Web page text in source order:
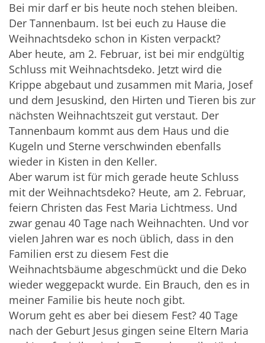
Bei mir darf er bis heute noch stehen bleiben.
Der Tannenbaum. Ist bei euch zu Hause die
Weihnachtsdeko schon in Kisten verpackt?
Aber heute, am 2. Februar, ist bei mir endgültig
Schluss mit Weihnachtsdeko. Jetzt wird die
Krippe abgebaut und zusammen mit Maria, Josef
und dem Jesuskind, den Hirten und Tieren bis zur
nächsten Weihnachtszeit gut verstaut. Der
Tannenbaum kommt aus dem Haus und die
Kugeln und Sterne verschwinden ebenfalls
wieder in Kisten in den Keller.
Aber warum ist für mich gerade heute Schluss
mit der Weihnachtsdeko? Heute, am 2. Februar,
feiern Christen das Fest Maria Lichtmess. Und
zwar genau 40 Tage nach Weihnachten. Und vor
vielen Jahren war es noch üblich, dass in den
Familien erst zu diesem Fest die
Weihnachtsbäume abgeschmückt und die Deko
wieder weggepackt wurde. Ein Brauch, den es in
meiner Familie bis heute noch gibt.
Worum geht es aber bei diesem Fest? 40 Tage
nach der Geburt Jesus gingen seine Eltern Maria